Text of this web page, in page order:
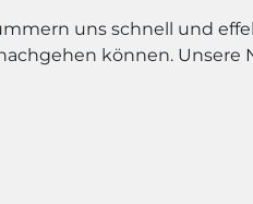
uns schnell und
können. Unsere